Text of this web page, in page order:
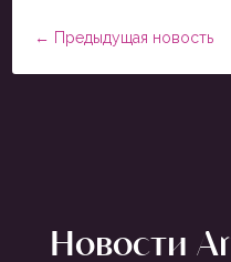
← Предыдущая новость
Новости